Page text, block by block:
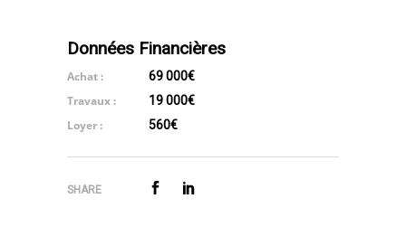
Données Financières
Achat : 69 000€
Travaux : 19 000€
Loyer : 560€
SHARE